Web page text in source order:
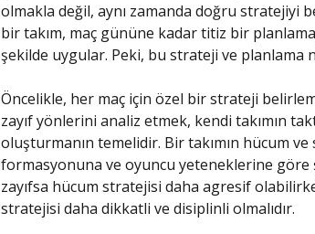
SHORTS ABONE
TWITTER GIZLI
olmakla değil, aynı zamanda doğru stratejiyi
bir takım, maç gününe kadar titiz bir
şekilde uygular. Peki, bu strateji ve planlama
Öncelikle, her maç için özel bir strateji
zayıf yönlerini analiz etmek, kendi takımın
oluşturmanın temelidir. Bir takımın hücum
formasyonuna ve oyuncu yeteneklerine
zayıfsa hücum stratejisi daha agresif
stratejisi daha dikkatli ve disiplinli olmalıdır.